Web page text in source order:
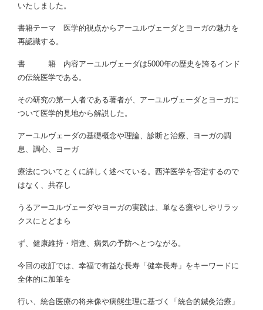
いたしました。
書籍テーマ 医学的視点からアーユルヴェーダとヨーガの魅力を
再認識する。
書 籍 内容アーユルヴェーダは5000年の歴史を誇るインド
の伝統医学である。
その研究の第一人者である著者が、アーユルヴェーダとヨーガに
ついて医学的見地から解説した。
アーユルヴェーダの基礎概念や理論、診断と治療、ヨーガの調
息、調心、ヨーガ
療法についてとくに詳しく述べている。西洋医学を否定するので
はなく、共存し
うるアーユルヴェーダやヨーガの実践は、単なる癒やしやリラッ
クスにとどまら
ず、健康維持・増進、病気の予防へとつながる。
今回の改訂では、幸福で有益な長寿「健幸長寿」をキーワードに
全体的に加筆を
行い、統合医療の将来像や病態生理に基づく「統合的鍼灸治療」